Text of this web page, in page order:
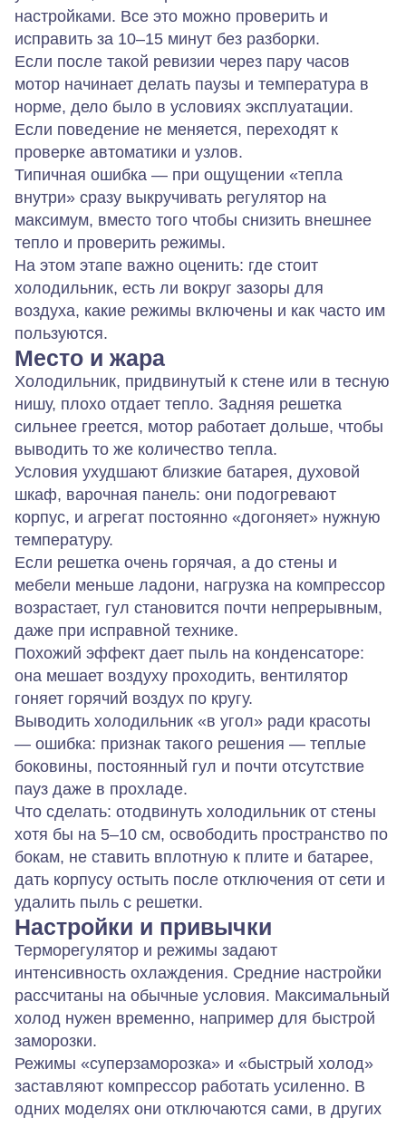
настройками. Все это можно проверить и
исправить за 10–15 минут без разборки.
Если после такой ревизии через пару часов
мотор начинает делать паузы и температура в
норме, дело было в условиях эксплуатации.
Если поведение не меняется, переходят к
проверке автоматики и узлов.
Типичная ошибка — при ощущении «тепла
внутри» сразу выкручивать регулятор на
максимум, вместо того чтобы снизить внешнее
тепло и проверить режимы.
На этом этапе важно оценить: где стоит
холодильник, есть ли вокруг зазоры для
воздуха, какие режимы включены и как часто им
пользуются.
Место и жара
Холодильник, придвинутый к стене или в тесную
нишу, плохо отдает тепло. Задняя решетка
сильнее греется, мотор работает дольше, чтобы
выводить то же количество тепла.
Условия ухудшают близкие батарея, духовой
шкаф, варочная панель: они подогревают
корпус, и агрегат постоянно «догоняет» нужную
температуру.
Если решетка очень горячая, а до стены и
мебели меньше ладони, нагрузка на компрессор
возрастает, гул становится почти непрерывным,
даже при исправной технике.
Похожий эффект дает пыль на конденсаторе:
она мешает воздуху проходить, вентилятор
гоняет горячий воздух по кругу.
Выводить холодильник «в угол» ради красоты
— ошибка: признак такого решения — теплые
боковины, постоянный гул и почти отсутствие
пауз даже в прохладе.
Что сделать: отодвинуть холодильник от стены
хотя бы на 5–10 см, освободить пространство по
бокам, не ставить вплотную к плите и батарее,
дать корпусу остыть после отключения от сети и
удалить пыль с решетки.
Настройки и привычки
Терморегулятор и режимы задают
интенсивность охлаждения. Средние настройки
рассчитаны на обычные условия. Максимальный
холод нужен временно, например для быстрой
заморозки.
Режимы «суперзаморозка» и «быстрый холод»
заставляют компрессор работать усиленно. В
одних моделях они отключаются сами, в других